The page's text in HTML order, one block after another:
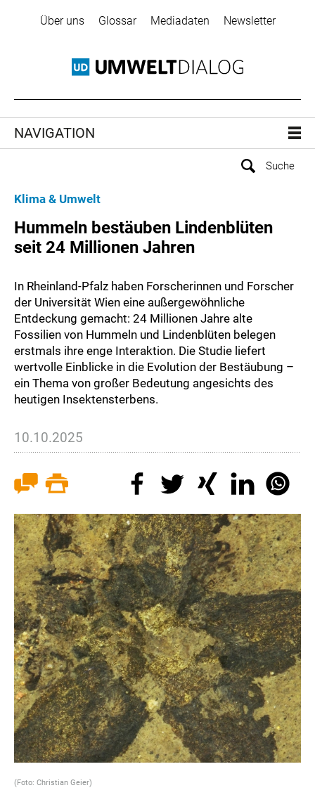
Über uns Glossar Mediadaten Newsletter
NAVIGATION
Klima & Umwelt
Hummeln bestäuben Lindenblüten
seit 24 Millionen Jahren
In Rheinland-Pfalz haben Forscherinnen und Forscher
der Universität Wien eine außergewöhnliche
Entdeckung gemacht: 24 Millionen Jahre alte
Fossilien von Hummeln und Lindenblüten belegen
erstmals ihre enge Interaktion. Die Studie liefert
wertvolle Einblicke in die Evolution der Bestäubung –
ein Thema von großer Bedeutung angesichts des
heutigen Insektensterbens.
10.10.2025
(Foto: Christian Geier)